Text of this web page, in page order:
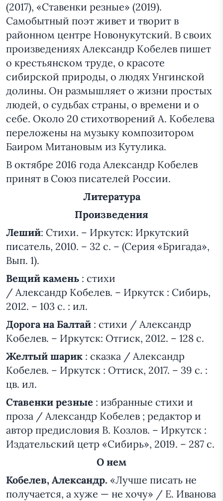
(2017), «Ставенки резные» (2019).
Самобытный поэт живет и творит в
районном центре Новонукутский. В своих
произведениях Александр Кобелев пишет
о крестьянском труде, о красоте
сибирской природы, о людях Унгинской
долины. Он размышляет о жизни простых
людей, о судьбах страны, о времени и о
себе. Около 20 стихотворений А. Кобелева
переложены на музыку композитором
Баиром Митановым из Кутулика.
В октябре 2016 года Александр Кобелев
принят в Союз писателей России.
Литература
Произведения
Леший: Стихи. – Иркутск: Иркутский
писатель, 2010. – 32 с. – (Серия «Бригада»,
Вып. 1).
Вещий камень : стихи
/ Александр Кобелев. – Иркутск : Сибирь,
2012. – 103 с. : ил.
Дорога на Балтай : стихи / Александр
Кобелев. – Иркутск: Отгиск, 2012. – 128 с.
Желтый шарик : сказка / Александр
Кобелев. – Иркутск : Оттиск, 2017. – 39 с. :
цв. ил.
Ставенки резные : избранные стихи и
проза / Александр Кобелев ; редактор и
автор предисловия В. Козлов. – Иркутск :
Издательский цетр «Сибирь», 2019. – 287 с.
О нем
Кобелев, Александр. «Лучше писать не
получается, а хуже — не хочу» / Е. Иванова